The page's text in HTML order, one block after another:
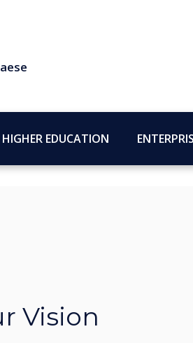
HIGHER EDUCATION
Vision